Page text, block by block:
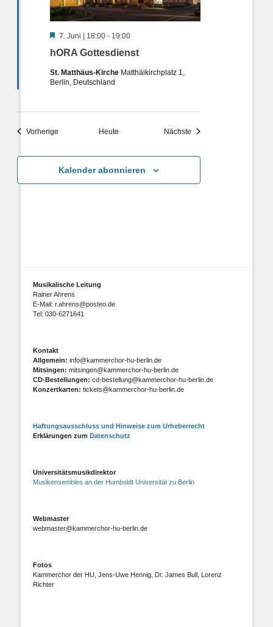
hORA Gottesdienst
Hervorgehoben
7. Juni | 18:00 - 19:00
St. Matthäus-Kirche Matthäikirchplatz 1,
Berlin, Deutschland
Vorherige Veranstaltungen
Heute Nächste Veranstaltungen
Kalender abonnieren
Musikalische Leitung
Rainer Ahrens
E-Mail: r.ahrens@posteo.de
Tel: 030-6271641
Kontakt
Allgemein: info@kammerchor-hu-berlin.de
Mitsingen: mitsingen@kammerchor-hu-berlin.de
CD-Bestellungen: cd-bestellung@kammerchor-hu-berlin.de
Konzertkarten: tickets@kammerchor-hu-berlin.de
Haftungsausschluss und Hinweise zum Urheberrecht
Erklärungen zum Datenschutz
Universitätsmusikdirektor
Musikensembles an der Humboldt Universität zu Berlin
Webmaster
webmaster@kammerchor-hu-berlin.de
Fotos
Kammerchor der HU, Jens-Uwe Hennig, Dr. James Bull, Lorenz
Richter